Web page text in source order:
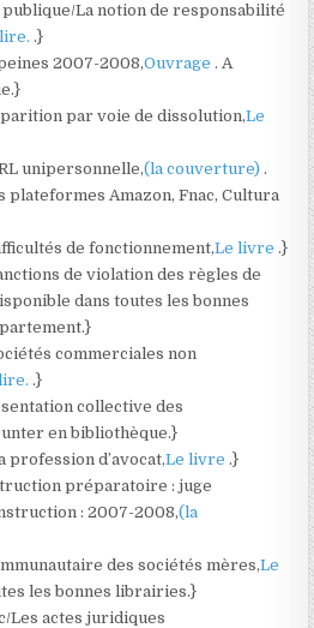
La notion de responsabilité
lire..}
2007-2008,Ouvrage. A
par voie de dissolution,Le
unipersonnelle,(la couverture).
plateformes Amazon, Fnac, Cultura
de fonctionnement,Le livre.}
de violation des règles de
dans toutes les bonnes
commerciales non
lire..}
collective des
en bibliothèque.}
profession d’avocat,Le livre.}
préparatoire : juge
: 2007-2008,(la
des sociétés mères,Le
les bonnes librairies.}
Les actes juridiques